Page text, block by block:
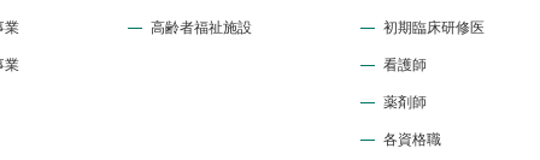
業
業
高齢者福祉施設 初期臨床研修医
看護師
薬剤師
各資格職